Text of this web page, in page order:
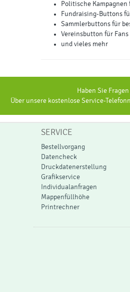
Politische Kampagnen
Fundraising-Buttons
Sammlerbuttons für
Vereinsbutton für Fans
und vieles mehr
Haben Sie
Über unsere kostenlose Service-
SERVICE
Bestellvorgang
Datencheck
Druckdatenerstellung
Grafikservice
Individualanfragen
Mappenfüllhöhe
Printrechner